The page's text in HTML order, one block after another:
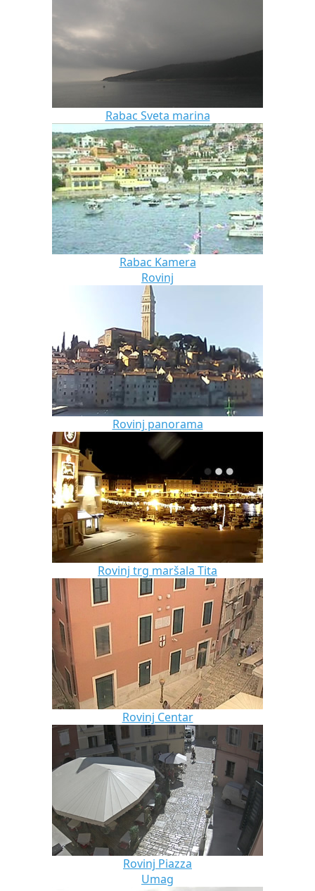
Rabac Sveta marina
Rabac Kamera
Rovinj
Rovinj panorama
Rovinj trg maršala Tita
Rovinj Centar
Rovinj Piazza
Umag